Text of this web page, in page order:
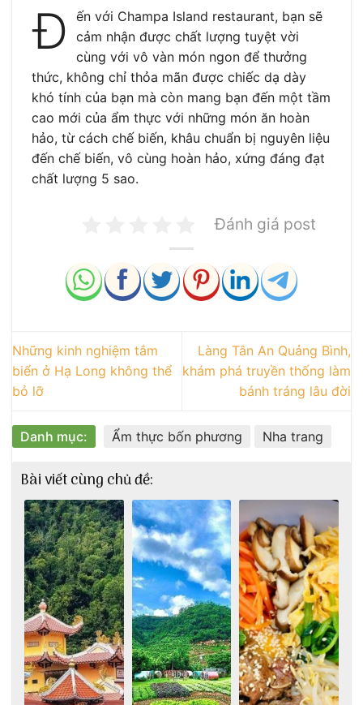
Đ
ến với Champa Island restaurant, bạn sẽ
cảm nhận được chất lượng tuyệt vời
cùng với vô vàn món ngon để thưởng
thức, không chỉ thỏa mãn được chiếc dạ dày
khó tính của bạn mà còn mang bạn đến một tầm
cao mới của ẩm thực với những món ăn hoàn
hảo, từ cách chế biến, khâu chuẩn bị nguyên liệu
đến chế biến, vô cùng hoàn hảo, xứng đáng đạt
chất lượng 5 sao.
Đánh giá post
Những kinh nghiệm tắm
biển ở Hạ Long không thể
bỏ lỡ
Làng Tân An Quảng Bình,
khám phá truyền thống làm
bánh tráng lâu đời
Danh mục: Ẩm thực bốn phương Nha trang
Bài viết cùng chủ đề: